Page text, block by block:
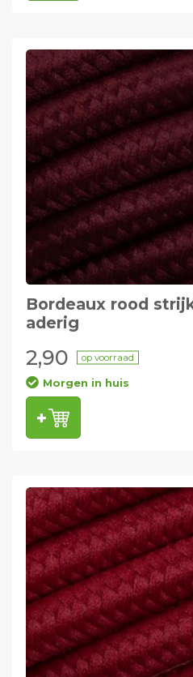
Bordeaux rood
aderig
2,90 op voorraad
Morgen in huis